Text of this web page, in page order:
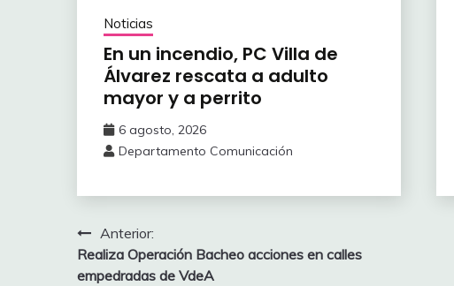
Noticias
En un incendio, PC Villa de
Álvarez ‎rescata a adulto
mayor y a perrito
6 agosto, 2026
Departamento Comunicación
Navegación
de
Anterior:
Realiza Operación Bacheo acciones en calles
empedradas de VdeA